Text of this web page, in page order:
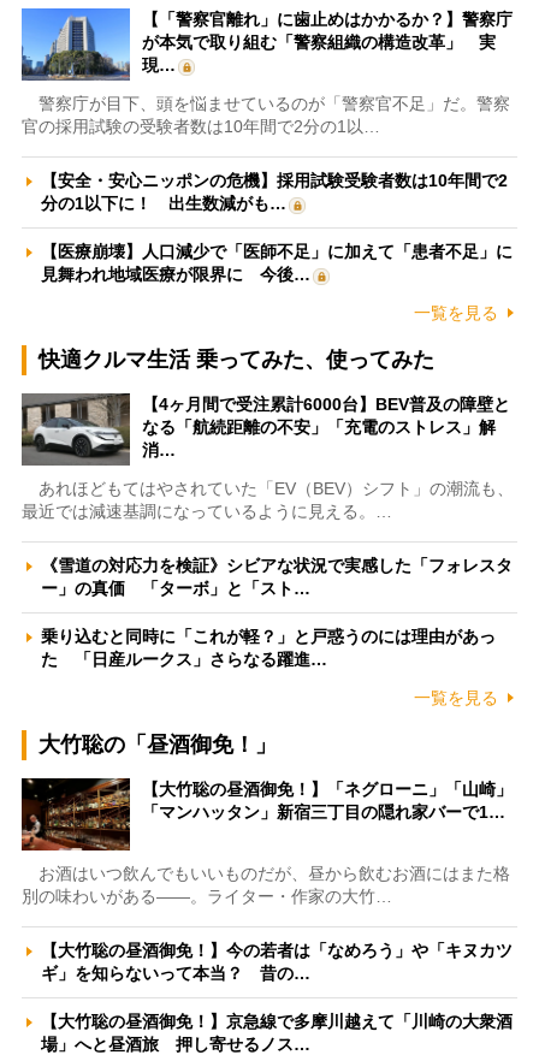
【「警察官離れ」に歯止めはかかるか？】警察庁
が本気で取り組む「警察組織の構造改革」 実
現…
警察庁が目下、頭を悩ませているのが「警察官不足」だ。警察
官の採用試験の受験者数は10年間で2分の1以…
【安全・安心ニッポンの危機】採用試験受験者数は10年間で2
分の1以下に！ 出生数減がも…
【医療崩壊】人口減少で「医師不足」に加えて「患者不足」に
見舞われ地域医療が限界に 今後…
一覧を見る
快適クルマ生活 乗ってみた、使ってみた
【4ヶ月間で受注累計6000台】BEV普及の障壁と
なる「航続距離の不安」「充電のストレス」解
消…
あれほどもてはやされていた「EV（BEV）シフト」の潮流も、
最近では減速基調になっているように見える。…
《雪道の対応力を検証》シビアな状況で実感した「フォレスタ
ー」の真価 「ターボ」と「スト…
乗り込むと同時に「これが軽？」と戸惑うのには理由があっ
た 「日産ルークス」さらなる躍進…
一覧を見る
大竹聡の「昼酒御免！」
【大竹聡の昼酒御免！】「ネグローニ」「山崎」
「マンハッタン」新宿三丁目の隠れ家バーで1…
お酒はいつ飲んでもいいものだが、昼から飲むお酒にはまた格
別の味わいがある――。ライター・作家の大竹…
【大竹聡の昼酒御免！】今の若者は「なめろう」や「キヌカツ
ギ」を知らないって本当？ 昔の…
【大竹聡の昼酒御免！】京急線で多摩川越えて「川崎の大衆酒
場」へと昼酒旅 押し寄せるノス…